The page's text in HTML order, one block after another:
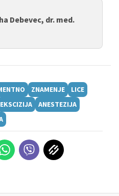
Debevec, dr. med.
ZNAMENJE
LICE
EKSCIZIJA
ANESTEZIJA